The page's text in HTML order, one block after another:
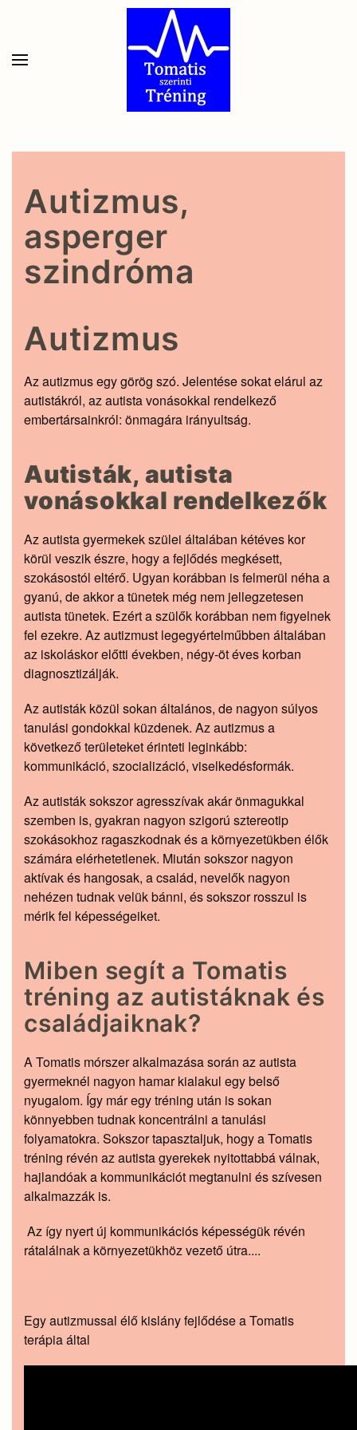
Skip to main content
Autizmus,
asperger
szindróma
Autizmus
Az autizmus egy görög szó. Jelentése sokat elárul az
autistákról, az autista vonásokkal rendelkező
embertársainkról: önmagára irányultság.
Autisták, autista
vonásokkal rendelkezők
Az autista gyermekek szülei általában kétéves kor
körül veszik észre, hogy a fejlődés megkésett,
szokásostól eltérő. Ugyan korábban is felmerül néha a
gyanú, de akkor a tünetek még nem jellegzetesen
autista tünetek. Ezért a szülők korábban nem figyelnek
fel ezekre. Az autizmust legegyértelműbben általában
az iskoláskor előtti években, négy-öt éves korban
diagnosztizálják.
Az autisták közül sokan általános, de nagyon súlyos
tanulási gondokkal küzdenek. Az autizmus a
következő területeket érinteti leginkább:
kommunikáció, szocializáció, viselkedésformák.
Az autisták sokszor agresszívak akár önmagukkal
szemben is, gyakran nagyon szigorú sztereotip
szokásokhoz ragaszkodnak és a környezetükben élők
számára elérhetetlenek. Miután sokszor nagyon
aktívak és hangosak, a család, nevelők nagyon
nehézen tudnak velük bánni, és sokszor rosszul is
mérik fel képességeiket.
Miben segít a Tomatis
tréning az autistáknak és
családjaiknak?
A Tomatis mórszer alkalmazása során az autista
gyermeknél nagyon hamar kialakul egy belső
nyugalom. Így már egy tréning után is sokan
könnyebben tudnak koncentrálni a tanulási
folyamatokra. Sokszor tapasztaljuk, hogy a Tomatis
tréning révén az autista gyerekek nyitottabbá válnak,
hajlandóak a kommunikációt megtanulni és szívesen
alkalmazzák is.
Az így nyert új kommunikációs képességük révén
rátalálnak a környezetükhöz vezető útra....
Egy autizmussal élő kislány fejlődése a Tomatis
terápia által